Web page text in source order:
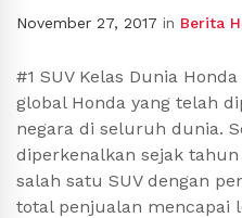
November 27, 2017 in Berita
#1 SUV Kelas Dunia
global Honda yang telah
negara di seluruh dunia.
diperkenalkan sejak tahun
salah satu SUV dengan
total penjualan mencapai